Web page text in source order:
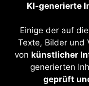
KI-generierte
Einige der auf
Texte, Bilder und
von künstlicher
generierten
geprüft